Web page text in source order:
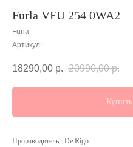
Furla VFU 254 0WA2
Furla
Артикул:
18290,00 р. 20990,00 р.
Купить
Производитель : De Rigo